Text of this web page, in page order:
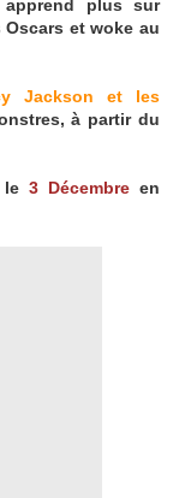
plus sur
et woke au
Jackson et les
à partir du
le3 Décembreen